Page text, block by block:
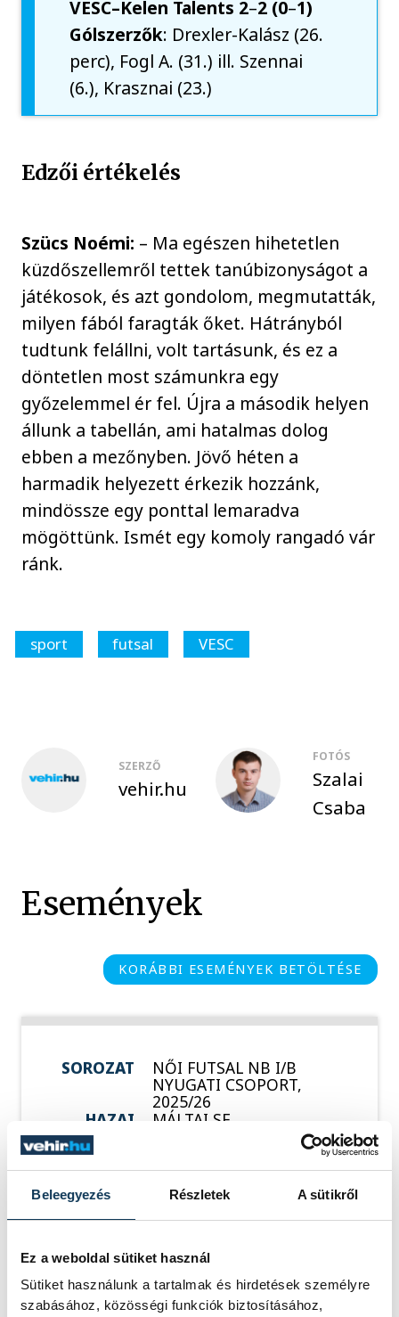
Beleegyezés Részletek A sütikről
Ez a weboldal sütiket használ
Sütiket használunk a tartalmak és hirdetések személyre
szabásához, közösségi funkciók biztosításához,
VESC–Kelen Talents 2–2 (0–1)
Gólszerzők: Drexler-Kalász (26.
perc), Fogl A. (31.) ill. Szennai
(6.), Krasznai (23.)
Edzői értékelés
Szücs Noémi: – Ma egészen hihetetlen
küzdőszellemről tettek tanúbizonyságot a
játékosok, és azt gondolom, megmutatták,
milyen fából faragták őket. Hátrányból
tudtunk felállni, volt tartásunk, és ez a
döntetlen most számunkra egy
győzelemmel ér fel. Újra a második helyen
állunk a tabellán, ami hatalmas dolog
ebben a mezőnyben. Jövő héten a
harmadik helyezett érkezik hozzánk,
mindössze egy ponttal lemaradva
mögöttünk. Ismét egy komoly rangadó vár
ránk.
sport futsal VESC
SZERZŐ
vehir.hu
FOTÓS
Szalai
Csaba
Események
KORÁBBI ESEMÉNYEK BETÖLTÉSE
SOROZAT NŐI FUTSAL NB I/B
NYUGATI CSOPORT,
2025/26
HAZAI
MÁLTAI SE
VENDÉG
VESZPRÉMI EGYETEMI
IDŐPONT
2026. MÁRCIUS 8. 16:15
HELYSZÍN
TREFF SPORTCSARNOK
(ÉRD)
EREDMÉNY
1-6